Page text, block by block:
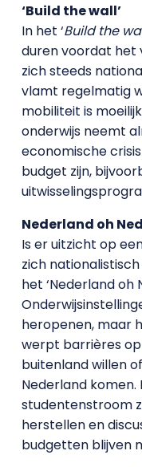
‘Build the wall’
In het ‘Build the
duren voordat het
zich steeds
vlamt regelmatig
mobiliteit is
onderwijs neemt
economische
budget zijn,
Nederland oh
Is er uitzicht op
zich
het ‘Nederland oh
heropenen, maar
werpt barrières
buitenland willen
Nederland
studentenstroom
herstellen en
budgetten blijven